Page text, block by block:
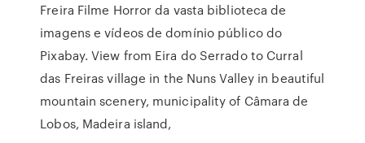
Freira Filme Horror da vasta biblioteca de
imagens e vídeos de domínio público do
Pixabay. View from Eira do Serrado to Curral
das Freiras village in the Nuns Valley in beautiful
mountain scenery, municipality of Câmara de
Lobos, Madeira island,